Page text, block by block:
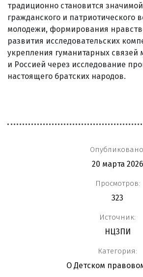
традиционно становится
гражданского и патриотического
молодежи, формирования
развития исследовательских
укрепления гуманитарных связей
и Россией через исследование
настоящего братских народов.
20 марта 2026
Просмотров:
323
Источник:
НЦЗПИ
Категория:
О Детском